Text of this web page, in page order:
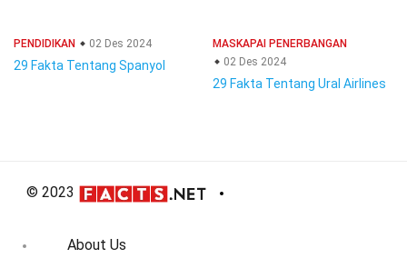
PENDIDIKAN 02 Des 2024
29 Fakta Tentang Spanyol
MASKAPAI PENERBANGAN
02 Des 2024
29 Fakta Tentang Ural Airlines
© 2023
About Us